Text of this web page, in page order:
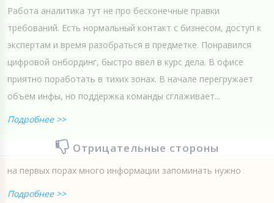
Работа аналитика тут не про бесконечные правки
требований. Есть нормальный контакт с бизнесом, доступ к
экспертам и время разобраться в предметке. Понравился
цифровой онбординг, быстро ввел в курс дела. В офисе
приятно поработать в тихих зонах. В начале перегружает
объем инфы, но поддержка команды сглаживает...
Подробнее >>
Отрицательные стороны
на первых порах много информации запоминать нужно
Подробнее >>